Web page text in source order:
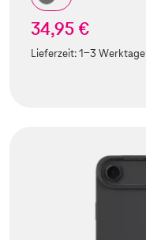
34,95 €
Lieferzeit:1-3 Werktage